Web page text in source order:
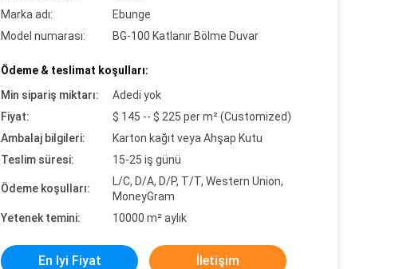
Marka adı:
Ebunge
Model numarası:
BG-100 Katlanır Bölme Duvar
Ödeme & teslimat koşulları:
Min sipariş miktarı:
Adedi yok
Fiyat:
$ 145 -- $ 225 per m² (Customized)
Ambalaj bilgileri:
Karton kağıt veya Ahşap Kutu
Teslim süresi:
15-25 iş günü
Ödeme koşulları:
L/C, D/A, D/P, T/T, Western Union,
MoneyGram
Yetenek temini:
10000 m² aylık
En Iyi Fiyat İletişim